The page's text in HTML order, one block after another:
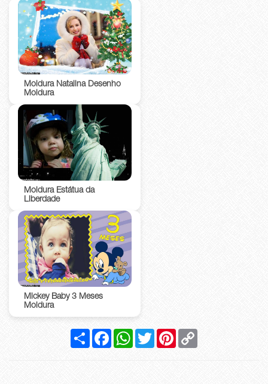
Moldura Natalina Desenho
Moldura
Moldura Estátua da
Liberdade
Mickey Baby 3 Meses
Moldura
CompartilharFacebookWhatsApp
Twitter Pinterest